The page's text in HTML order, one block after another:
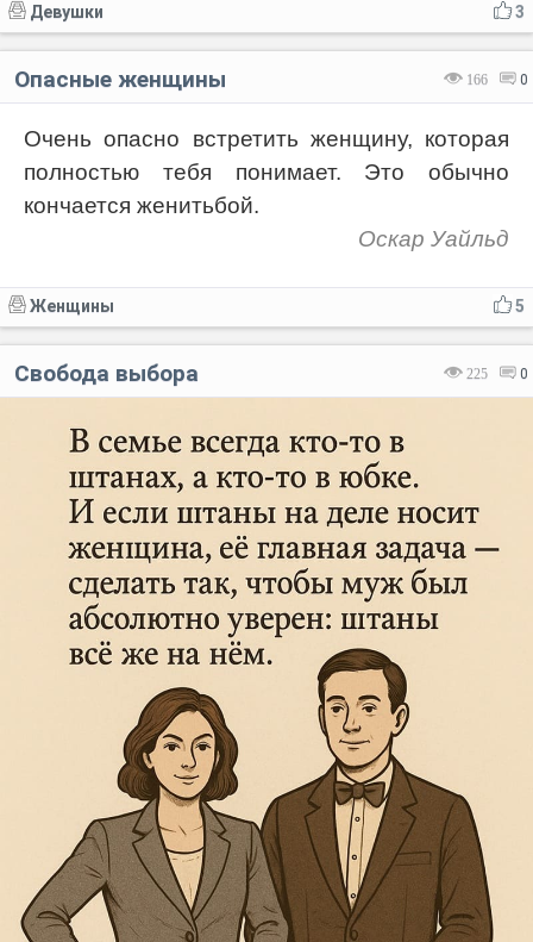
3
Девушки
166 0
Опасные женщины
Очень опасно встретить женщину, которая
полностью тебя понимает. Это обычно
кончается женитьбой.
Оскар Уайльд
5
Женщины
225 0
Свобода выбора